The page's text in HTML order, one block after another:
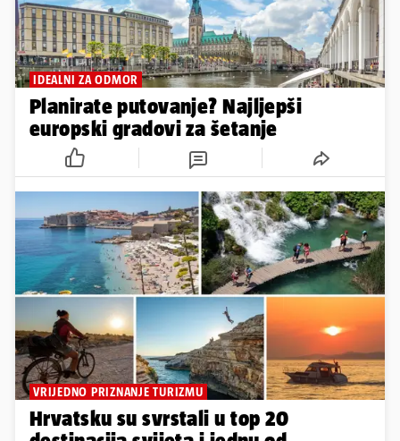
IDEALNI ZA ODMOR
Planirate putovanje? Najljepši
europski gradovi za šetanje
VRIJEDNO PRIZNANJE TURIZMU
Hrvatsku su svrstali u top 20